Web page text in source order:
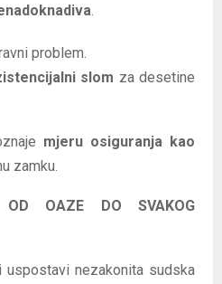
problem.
slom za desetine
mjeru osiguranja kao
zamku.
OD OAZE DO SVAKOG
nezakonita sudska